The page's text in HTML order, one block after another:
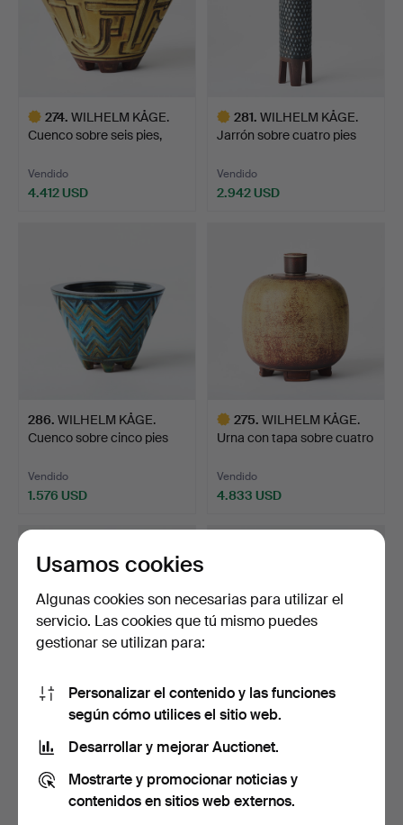
274. WILHELM KÅGE.
Cuenco sobre seis pies,
Vendido
4.412 USD
281. WILHELM KÅGE.
Jarrón sobre cuatro pies
Vendido
2.942 USD
286. WILHELM KÅGE.
Cuenco sobre cinco pies
Vendido
1.576 USD
275. WILHELM KÅGE.
Urna con tapa sobre cuatro
Vendido
4.833 USD
.WILHELM KÅGE.
Jarrón, Gustavsberg 1958,
Fa…
Vendido
3.782 USD
279.WILHELM KÅGE.
Jarrón, Gustavsberg 1956,
Vendido
3.992 USD
Usamos cookies
Algunas cookies son necesarias para utilizar el
servicio. Las cookies que tú mismo puedes
gestionar se utilizan para:
Personalizar el contenido y las funciones
según cómo utilices el sitio web.
Desarrollar y mejorar Auctionet.
Mostrarte y promocionar noticias y
contenidos en sitios web externos.